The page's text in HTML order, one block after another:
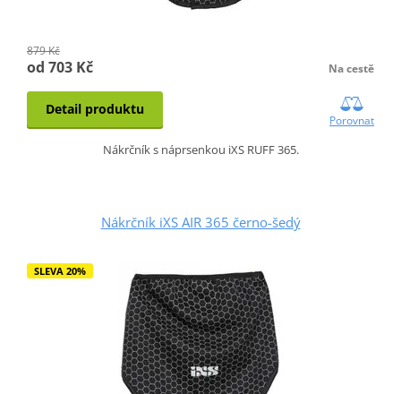
879 Kč
od 703 Kč Na cestě
Detail produktu
Porovnat
Nákrčník s náprsenkou iXS RUFF 365.
Nákrčník iXS AIR 365 černo-šedý
SLEVA 20%